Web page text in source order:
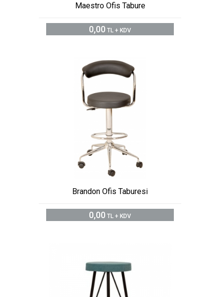
Maestro Ofis Tabure
0,00 TL + KDV
Brandon Ofis Taburesi
0,00 TL + KDV